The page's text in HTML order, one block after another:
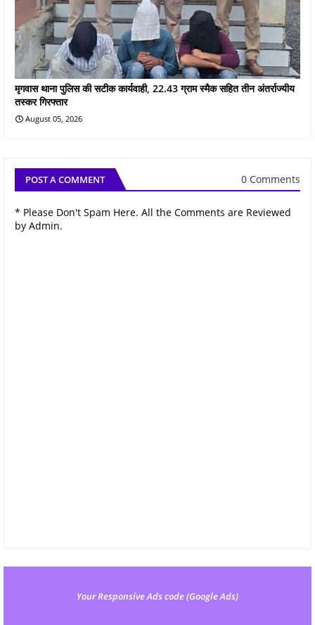
मृगवास थाना पुलिस की सटीक कार्यवाही, 22.43 ग्राम स्मैक सहित तीन अंतर्राज्यीय
तस्कर गिरफ्तार
August 05, 2026
POST A COMMENT 0 Comments
* Please Don't Spam Here. All the Comments are Reviewed
by Admin.
Your Responsive Ads code (Google Ads)